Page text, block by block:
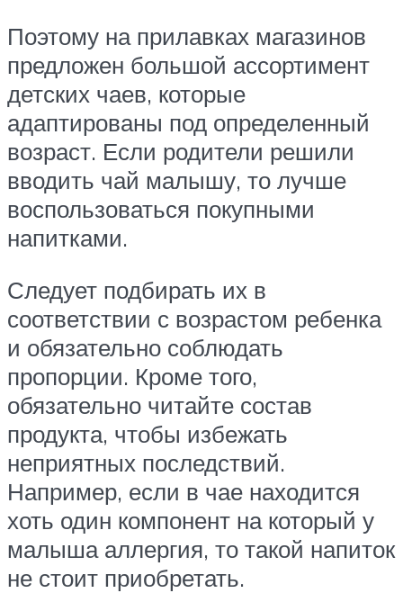
Поэтому на прилавках магазинов
предложен большой ассортимент
детских чаев, которые
адаптированы под определенный
возраст. Если родители решили
вводить чай малышу, то лучше
воспользоваться покупными
напитками.
Следует подбирать их в
соответствии с возрастом ребенка
и обязательно соблюдать
пропорции. Кроме того,
обязательно читайте состав
продукта, чтобы избежать
неприятных последствий.
Например, если в чае находится
хоть один компонент на который у
малыша аллергия, то такой напиток
не стоит приобретать.